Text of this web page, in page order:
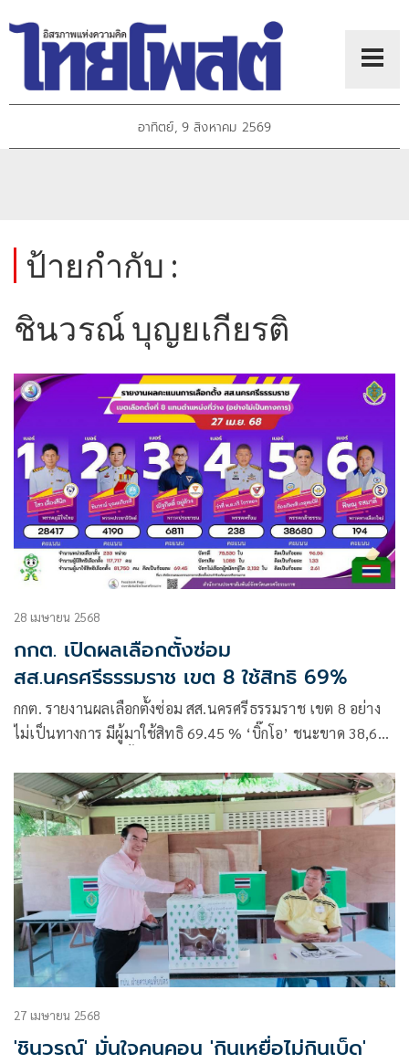
อาทิตย์, 9 สิงหาคม 2569
ป้ายกำกับ :
ชินวรณ์ บุญยเกียรติ
28 เมษายน 2568
กกต. เปิดผลเลือกตั้งซ่อม
สส.นครศรีธรรมราช เขต 8 ใช้สิทธิ 69%
กกต. รายงานผลเลือกตั้งซ่อม สส.นครศรีธรรมราช เขต 8 อย่าง
ไม่เป็นทางการ มีผู้มาใช้สิทธิ 69.45 % ‘บิ๊กโอ’ ชนะขาด 38,680
27 เมษายน 2568
'ชินวรณ์' มั่นใจคนคอน 'กินเหยื่อไม่กินเบ็ด'